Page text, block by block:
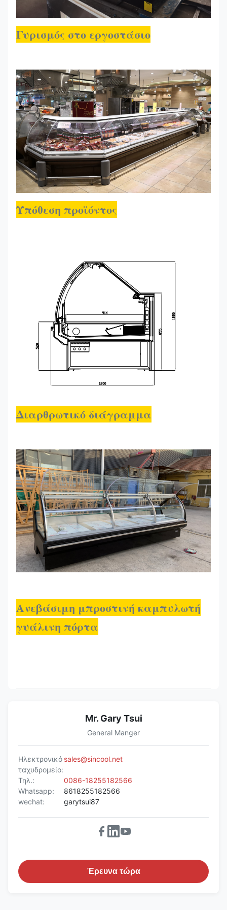
Γυρισμός στο εργοστάσιο
Υπόθεση προϊόντος
Διαρθρωτικό διάγραμμα
Ανεβάσιμη μπροστινή καμπυλωτή
γυάλινη πόρτα
Mr. Gary Tsui
General Manger
Ηλεκτρονικό
ταχυδρομείο:
sales@sincool.net
Τηλ.:
0086-18255182566
Whatsapp:
8618255182566
wechat:
garytsui87
Έρευνα τώρα